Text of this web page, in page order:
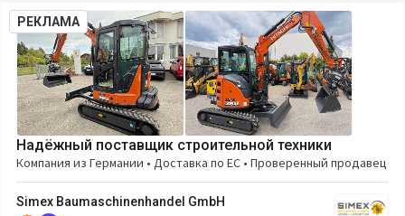
РЕКЛАМА
Надёжный поставщик строительной техники
Компания из Германии • Доставка по ЕС • Проверенный продавец
Simex Baumaschinenhandel GmbH